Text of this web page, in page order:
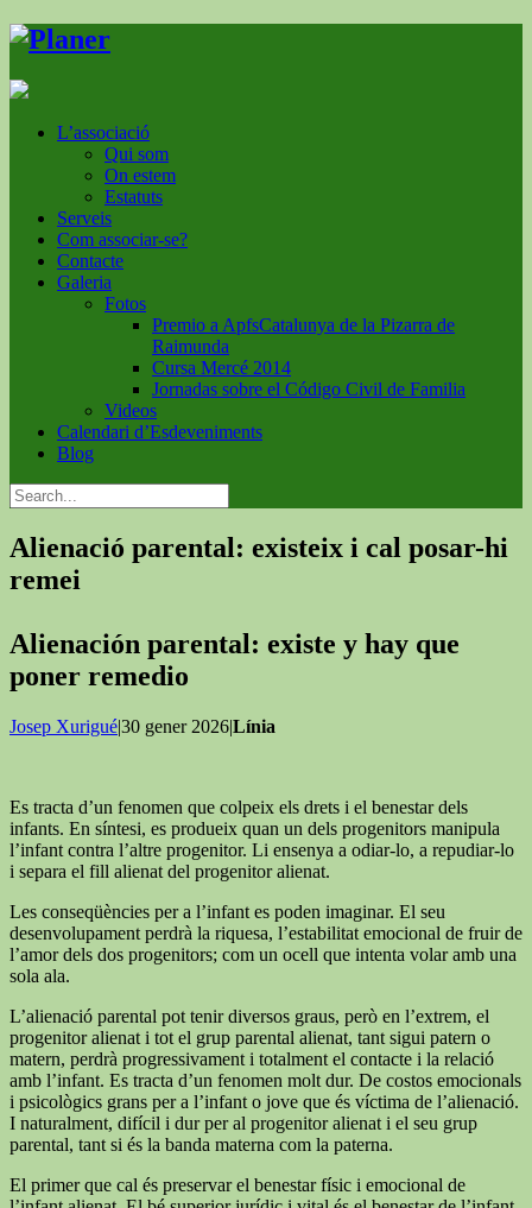
L’associació
Qui som
On estem
Estatuts
Serveis
Com associar-se?
Contacte
Galeria
Fotos
Premio a ApfsCatalunya de la Pizarra de
Raimunda
Cursa Mercé 2014
Jornadas sobre el Código Civil de Familia
Videos
Calendari d’Esdeveniments
Blog
Alienació parental: existeix i cal posar-hi
remei
Alienación parental: existe y hay que
poner remedio
Josep Xurigué|30 gener 2026|Línia
Es tracta d’un fenomen que colpeix els drets i el benestar dels
infants. En síntesi, es produeix quan un dels progenitors manipula
l’infant contra l’altre progenitor. Li ensenya a odiar-lo, a repudiar-lo
i separa el fill alienat del progenitor alienat.
Les conseqüències per a l’infant es poden imaginar. El seu
desenvolupament perdrà la riquesa, l’estabilitat emocional de fruir de
l’amor dels dos progenitors; com un ocell que intenta volar amb una
sola ala.
L’alienació parental pot tenir diversos graus, però en l’extrem, el
progenitor alienat i tot el grup parental alienat, tant sigui patern o
matern, perdrà progressivament i totalment el contacte i la relació
amb l’infant. Es tracta d’un fenomen molt dur. De costos emocionals
i psicològics grans per a l’infant o jove que és víctima de l’alienació.
I naturalment, difícil i dur per al progenitor alienat i el seu grup
parental, tant si és la banda materna com la paterna.
El primer que cal és preservar el benestar físic i emocional de